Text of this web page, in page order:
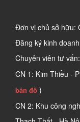
Đơn vị chủ sở hữu:
Đăng ký kinh
Chuyên viên tư vấn:
CN 1: Kim Thiều -
bản đồ )
CN 2: Khu công